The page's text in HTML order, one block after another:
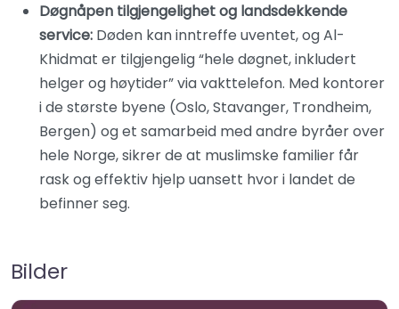
Døgnåpen tilgjengelighet og landsdekkende
service: Døden kan inntreffe uventet, og Al-
Khidmat er tilgjengelig “hele døgnet, inkludert
helger og høytider” via vakttelefon. Med kontorer
i de største byene (Oslo, Stavanger, Trondheim,
Bergen) og et samarbeid med andre byråer over
hele Norge, sikrer de at muslimske familier får
rask og effektiv hjelp uansett hvor i landet de
befinner seg.
Bilder